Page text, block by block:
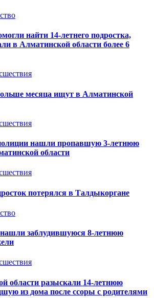
найти 14-летнего подростка,
в Алматинской области более 6
месяца ищут в Алматинской
нашли пропавшую 3-летнюю
области
потерялся в Талдыкоргане
заблудившуюся 8-летнюю
области разыскали 14-летнюю
из дома после ссоры с родителями